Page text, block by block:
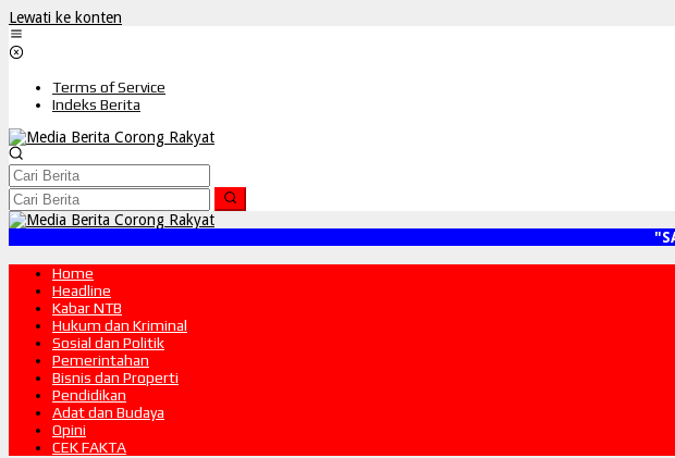
Lewati ke konten
Terms of Service
Indeks Berita
Home
Headline
Kabar NTB
Hukum dan Kriminal
Sosial dan Politik
Pemerintahan
Bisnis dan Properti
Pendidikan
Adat dan Budaya
Opini
CEK FAKTA